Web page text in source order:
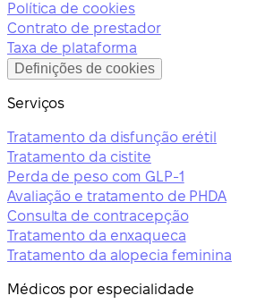
Política de cookies
Contrato de prestador
Taxa de plataforma
Definições de cookies
Serviços
Tratamento da disfunção erétil
Tratamento da cistite
Perda de peso com GLP-1
Avaliação e tratamento de PHDA
Consulta de contracepção
Tratamento da enxaqueca
Tratamento da alopecia feminina
Médicos por especialidade